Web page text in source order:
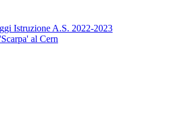
Istruzione A.S. 2022-2023
al Cern